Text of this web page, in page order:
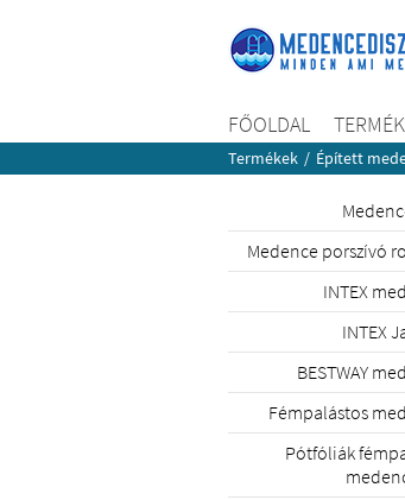
FŐOLDAL
Termékek / Épített
Medence porszívó
INTEX
INTEX
BESTWAY
Fémpalástos
Pótfóliák